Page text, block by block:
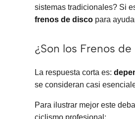
sistemas tradicionales? Si
frenos de disco para
¿Son los Frenos
La respuesta corta es:
se consideran casi
Para ilustrar mejor este
ciclismo profesional: